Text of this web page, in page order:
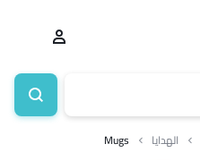
الهدايا Mugs